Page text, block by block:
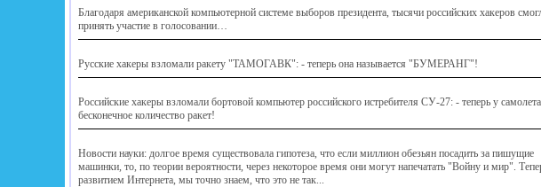
Благодаря американской компьютерной системе выборов президента, тысячи российских хакеров
принять участие в голосовании…
Русские хакеры взломали ракету "ТАМОГАВК": - теперь она называется "БУМЕРАНГ"!
Российские хакеры взломали бортовой компьютер российского истребителя СУ-27: - теперь у самолета
бесконечное количество ракет!
Новости науки: долгое время существовала гипотеза, что если миллион обезьян посадить за пишущие
машинки, то, по теории вероятности, через некоторое время они могут напечатать "Войну и мир".
развитием Интернета, мы точно знаем, что это не так...